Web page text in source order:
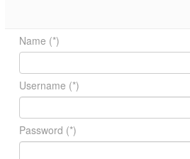
Name (*)
Username (*)
Password (*)